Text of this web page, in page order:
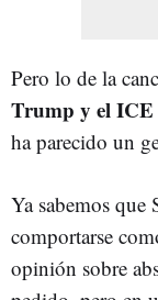
Pero lo de la
Trump y el ICE
ha parecido un
Ya sabemos que
comportarse
opinión sobre